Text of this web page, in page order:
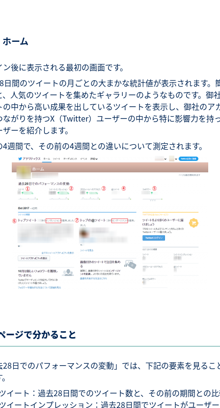
ーム
後に表示される最初の画面です。
日間のツイートの月ごとの大まかな統計値が表示されます。
、人気のツイートを集めたギャラリーのようなものです。御
の中から高い成果を出しているツイートを表示し、御社のア
ながりを持つX（Twitter）ユーザーの中から特に影響力を持
ーを紹介します。
週間で、その前の4週間との違いについて測定されます。
ージで分かること
28日でのパフォーマンスの変動」では、下記の要素を見るこ
イート：過去28日間でのツイート数と、その前の期間との
イートインプレッション：過去28日間でツイートがユーザ